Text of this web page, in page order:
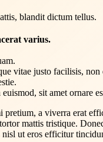
blandit dictum tellus.
varius.
vitae justo facilisis, non
sit amet ornare
a viverra erat
mattis tristique.
ut eros efficitur